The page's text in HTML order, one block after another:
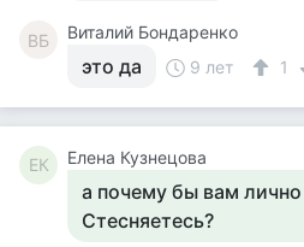
ВБ Виталий Бондаренко
это да 9 лет 1
ЕК Елена Кузнецова
а почему бы вам лично
Стесняетесь?